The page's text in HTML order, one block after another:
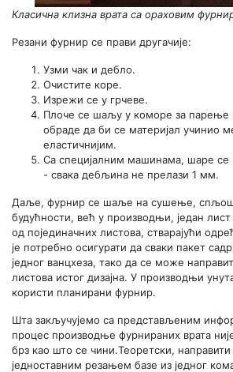
Класична клизна врата са ораховим
Резани фурнир се прави другачије:
Узми чак и дебло.
Очистите коре.
Изрежи се у грчеве.
Плоче се шаљу у коморе за парење
обраде да би се материјал учинио
еластичнијим.
Са специјалним машинама, шаре се
- свака дебљина не прелази 1 мм.
Даље, фурнир се шаље на сушење,
будућности, већ у производњи, један
од појединачних листова, стварајући
је потребно осигурати да сваки пакет
једног ванцхеза, тако да се може
листова истог дизајна. У производњи
користи планирани фурнир.
Шта закључујемо са представљеним
процес производње фурнираних врата
брз као што се чини.Теоретски, направити
једноставним резањем базе из једног